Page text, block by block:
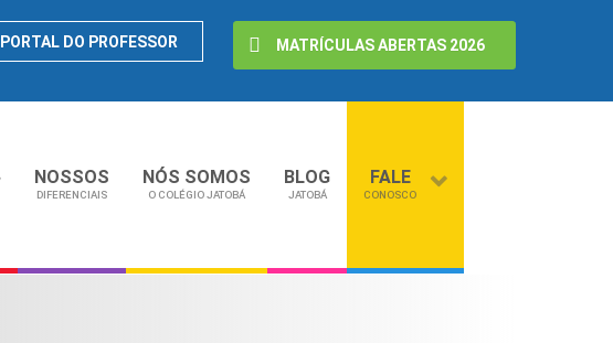
PORTAL DO PROFESSOR MATRÍCULAS ABERTAS 2026
NOSSOS
DIFERENCIAIS
NÓS SOMOS
O COLÉGIO JATOBÁ
BLOG
JATOBÁ
FALE
CONOSCO